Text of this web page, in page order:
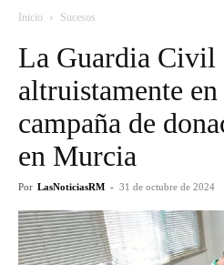
Inicio Sucesos
La Guardia Civil
altruistamente
campaña de
en Murcia
Por LasNoticiasRM - 31 de octubre de 2024